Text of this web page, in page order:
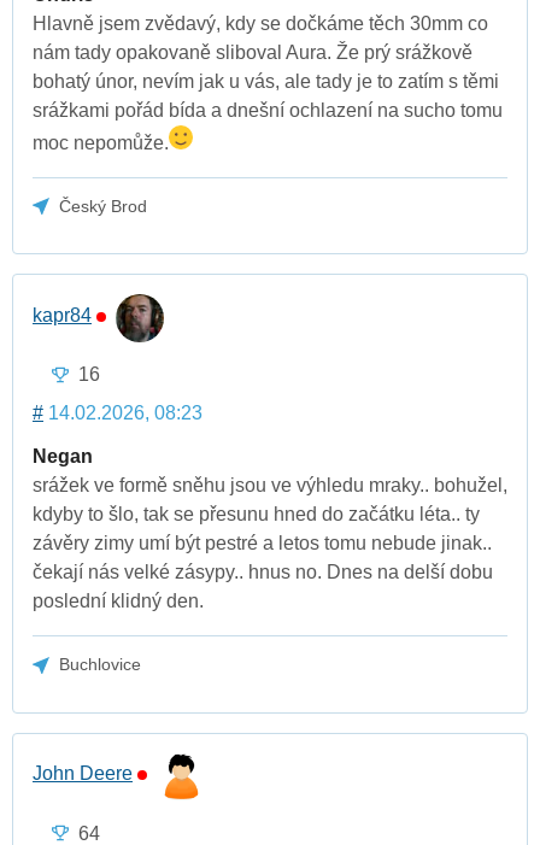
Hlavně jsem zvědavý, kdy se dočkáme těch 30mm co
nám tady opakovaně sliboval Aura. Že prý srážkově
bohatý únor, nevím jak u vás, ale tady je to zatím s těmi
srážkami pořád bída a dnešní ochlazení na sucho tomu
moc nepomůže.
Český Brod
kapr84
16
# 14.02.2026, 08:23
Negan
srážek ve formě sněhu jsou ve výhledu mraky.. bohužel,
kdyby to šlo, tak se přesunu hned do začátku léta.. ty
závěry zimy umí být pestré a letos tomu nebude jinak..
čekají nás velké zásypy.. hnus no. Dnes na delší dobu
poslední klidný den.
Buchlovice
John Deere
64